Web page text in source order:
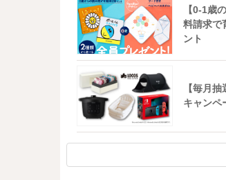
【0-1歳
料請求で
ント
【毎月
キャンペ